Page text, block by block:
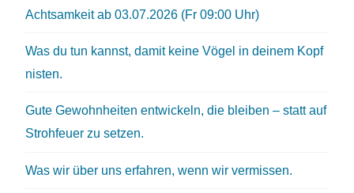
Achtsamkeit ab 03.07.2026 (Fr 09:00 Uhr)
Was du tun kannst, damit keine Vögel in deinem Kopf
nisten.
Gute Gewohnheiten entwickeln, die bleiben – statt auf
Strohfeuer zu setzen.
Was wir über uns erfahren, wenn wir vermissen.